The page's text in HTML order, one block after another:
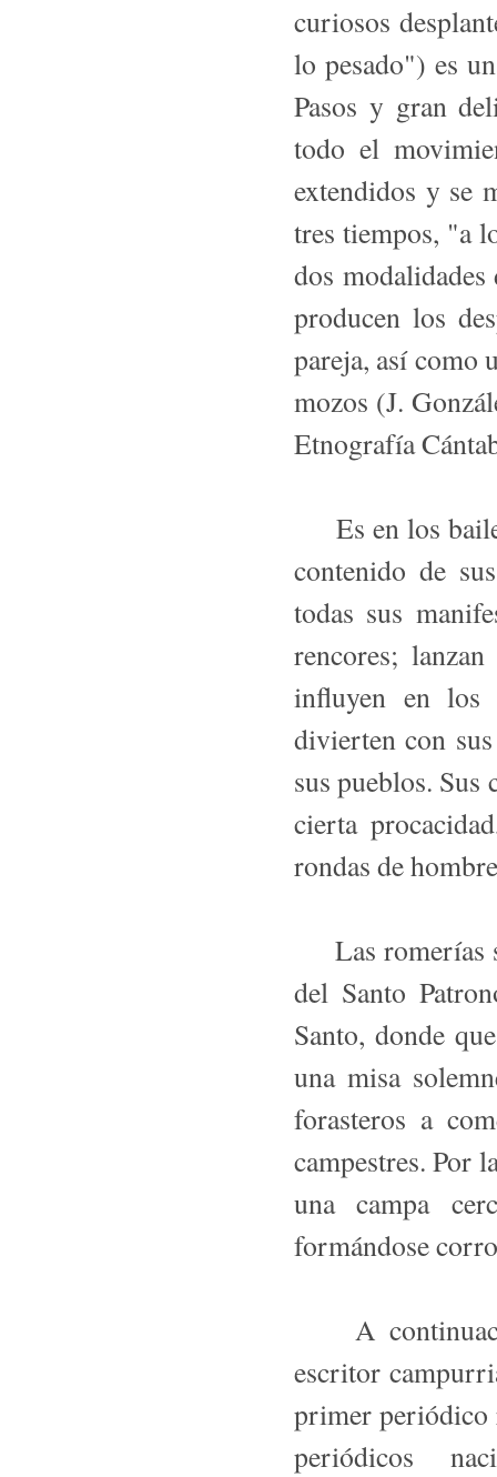
curiosos
lo pesado") es
Pasos y gran
todo el
extendidos y se
tres tiempos, "a
dos
producen los
pareja, así como
mozos (J.
Etnografía
Es en los
contenido de
todas sus
rencores;
influyen en los
divierten con
sus pueblos. Sus
cierta
rondas de
Las romerías
del Santo
Santo, donde
una misa
forasteros a
campestres. Por
una campa
formándose
A
escritor
primer periódico
periódicos